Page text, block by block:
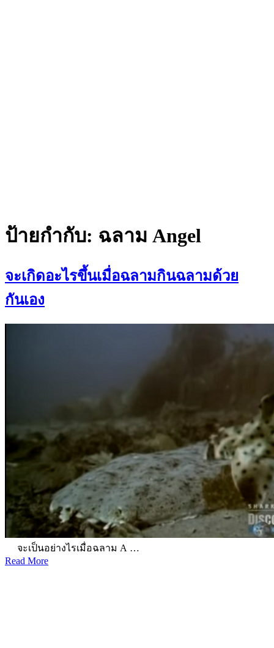
ป้ายกำกับ: ฉลาม Angel
จะเกิดอะไรขึ้นเมื่อฉลามกินฉลามด้วย
กันเอง
จะเป็นอย่างไรเมื่อฉลาม A …
Read More